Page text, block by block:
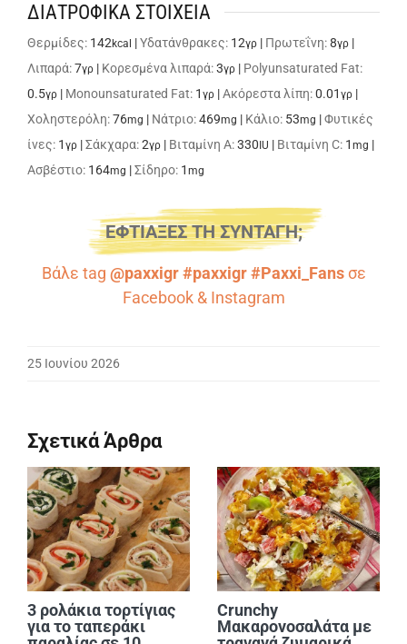
ΔΙΑΤΡΟΦΙΚΑ ΣΤΟΙΧΕΙΑ
Θερμίδες: 142 kcal |Υδατάνθρακες: 12γρ | Πρωτεΐνη:8γρ |
Λιπαρά:7γρ | Κορεσμένα λιπαρά:3γρ | Polyunsaturated Fat:
0.5γρ | Monounsaturated Fat: 1 γρ |Ακόρεστα λίπη:0.01 γρ |
Χοληστερόλη:76mg | Νάτριο:469mg | Κάλιο: 53mg |Φυτικές
ίνες: 1 γρ |Σάκχαρα:2γρ | Βιταμίνη A:330 IU | Βιταμίνη C: 1 mg |
Ασβέστιο: 164mg |Σίδηρο: 1 mg
ΕΦΤΙΑΞΕΣ ΤΗ ΣΥΝΤΑΓΗ;
Βάλε tag @paxxigr #paxxigr #Paxxi_Fansσε
Facebook& Instagram
25 Ιουνίου 2026
Σχετικά Άρθρα
3 ρολάκια τορτίγιας
για το ταπεράκι
Crunchy
Μακαρονοσαλάτα με